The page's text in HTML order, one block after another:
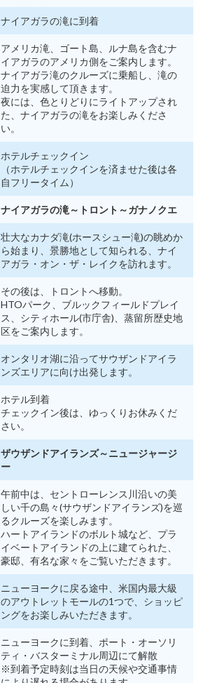
ナイアガラの滝に到着
アメリカ滝、ゴート島、ルナ島を含むナ
イアガラのアメリカ側をご案内します。
ナイアガラ滝のクルーズに乗船し、滝の
迫力を実感して頂きます。
夜には、色とりどりにライトアップされ
た、ナイアガラの滝をお楽しみくださ
い。
ホテルチェックイン
（ホテルチェックインを済ませた後は各
自フリータイム）
ナイアガラの滝～トロント～ガナノクエ
壮大なカナダ滝(ホースシュー滝)の眺めか
ら始まり、景勝地として知られる、ナイ
アガラ・オン・ザ・レイクを訪れます。
その後は、トロントへ移動。
HTOパーク、ブルックフィールドプレイ
ス、シティホール(市庁舎)、蒸留所歴史地
区をご案内します。
オンタリオ湖に沿ってサウザンドアイラ
ンズエリアに向け出発します。
ホテル到着
チェックイン後は、ゆっくりお休みくだ
さい。
ザウザンドアイランズ～ニュージャージ
ー
午前中は、セントローレンス川沿いの美
しい千の島々(サウザンドアイランズ)を巡
るクルーズを楽しみます。
ハートアイランドのボルト城など、プラ
イベートアイランドの上に建てられた、
豪邸、有名な家々をご覧いただきます。
ニューヨークに戻る途中、米国内最大級
のアウトレットモールの1つで、ショッピ
ングをお楽しみいただきます。
ニューヨークに到着、ポート・オーソリ
ティ・バスターミナル周辺にて解散
※到着予定時刻は当日の天候や交通事情